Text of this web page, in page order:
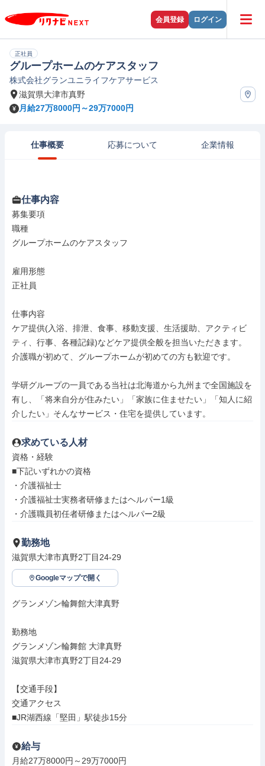
会員登録 ログイン
正社員
グループホームのケアスタッフ
株式会社グランユニライフケアサービス
滋賀県大津市真野
月給27万8000円～29万7000円
仕事概要 応募について 企業情報
仕事内容
募集要項
職種
グループホームのケアスタッフ
雇用形態
正社員
仕事内容
ケア提供(入浴、排泄、食事、移動支援、生活援助、アクティビ
ティ、行事、各種記録)などケア提供全般を担当いただきます。
介護職が初めて、グループホームが初めての方も歓迎です。
学研グループの一員である当社は北海道から九州まで全国施設を
有し、「将来自分が住みたい」「家族に住ませたい」「知人に紹
介したい」そんなサービス・住宅を提供しています。
求めている人材
資格・経験
■下記いずれかの資格
・介護福祉士
・介護福祉士実務者研修またはヘルパー1級
・介護職員初任者研修またはヘルパー2級
勤務地
滋賀県大津市真野2丁目24-29
Googleマップで開く
グランメゾン輪舞館大津真野
勤務地
グランメゾン輪舞館 大津真野
滋賀県大津市真野2丁目24-29
【交通手段】
交通アクセス
■JR湖西線「堅田」駅徒歩15分
給与
月給27万8000円～29万7000円